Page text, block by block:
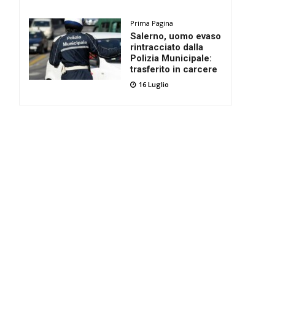
Prima Pagina
Salerno, uomo evaso
rintracciato dalla
Polizia Municipale:
trasferito in carcere
16 Luglio